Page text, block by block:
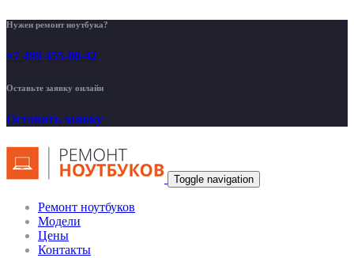
Нужен ремонт ноутбука?
+7 499 455-00-42
Оставьте заявку онлайн
Оставить заявку
Toggle navigation
Ремонт ноутбуков
Модели
Цены
Контакты